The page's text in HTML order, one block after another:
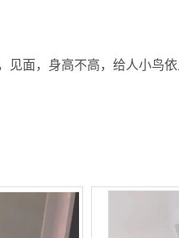
见面，身高不高，给人小鸟